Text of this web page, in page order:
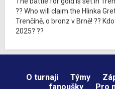
?? Who will claim the Hlinka
Trenčíně, o bronz v Brně! ??
2025? ??
O turnaji Týmy
fanoušky
Pro